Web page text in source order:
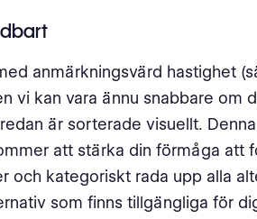
anmärkningsvärd hastighet
vi kan vara ännu snabbare om
är sorterade visuellt. Denna
att stärka din förmåga att
och kategoriskt rada upp alla
som finns tillgängliga för